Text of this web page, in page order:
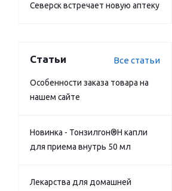
Северск встречает новую аптеку
Статьи Все статьи
Особенности заказа товара на
нашем сайте
Новинка - Тонзилгон®Н капли
для приема внутрь 50 мл
Лекарства для домашней